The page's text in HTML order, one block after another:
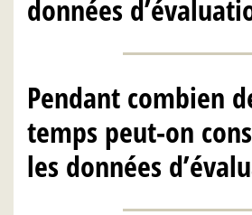
données
Pendant combien
temps peut-on
les données